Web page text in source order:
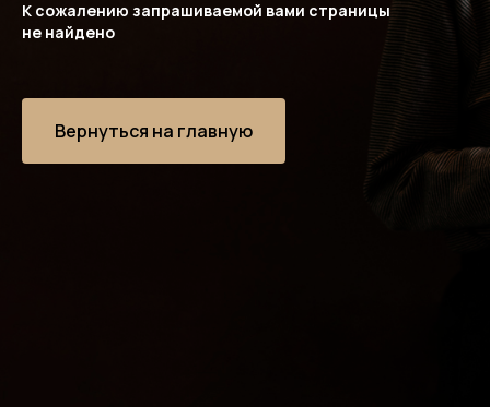
К сожалению запрашиваемой вами страницы
не найдено
Вернуться на главную